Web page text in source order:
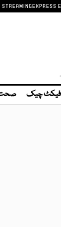
EXPRESS
فیکٹ چیک